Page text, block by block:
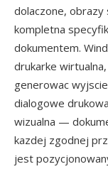
dolaczone,
kompletna
dokumentem.
drukarke
generowac
dialogowe
wizualna —
kazdej zgodnej
jest